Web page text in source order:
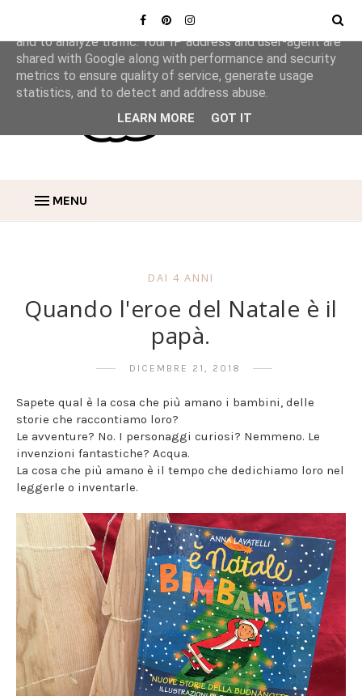
MENU
DAI 4 ANNI
Quando l'eroe del Natale è il
papà.
DICEMBRE 21, 2018
Sapete qual è la cosa che più amano i bambini, delle
storie che raccontiamo loro?
Le avventure? No. I personaggi curiosi? Nemmeno. Le
invenzioni fantastiche? Acqua.
La cosa che più amano è il tempo che dedichiamo loro nel
leggerle o inventarle.
This site uses cookies from Google to deliver its services
and to analyze traffic. Your IP address and user-agent are
shared with Google along with performance and security
metrics to ensure quality of service, generate usage
statistics, and to detect and address abuse.
LEARN MORE GOT IT